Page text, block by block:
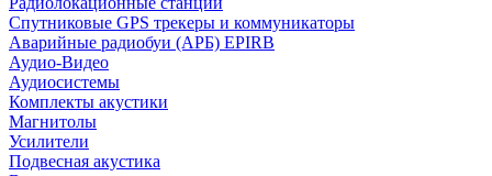
Спутниковые GPS трекеры и коммуникаторы
Аварийные радиобуи (АРБ) EPIRB
Аудио-Видео
Аудиосистемы
Комплекты акустики
Магнитолы
Усилители
Подвесная акустика